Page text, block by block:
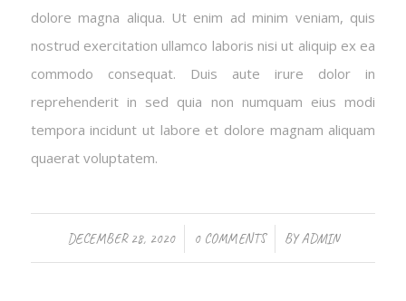
dolore magna aliqua. Ut enim ad minim veniam, quis
nostrud exercitation ullamco laboris nisi ut aliquip ex ea
commodo consequat. Duis aute irure dolor in
reprehenderit in sed quia non numquam eius modi
tempora incidunt ut labore et dolore magnam aliquam
quaerat voluptatem.
DECEMBER 28, 2020
/ 0 COMMENTS
/ BYADMIN